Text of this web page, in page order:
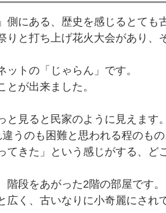
にある、歴史を感じるとても
と打ち上げ花火大会があり、
トの「じゃらん」です。
が出来ました。
見ると民家のように見えます。
うのも困難と思われる程のもの
きた」という感じがする、ど
段をあがった2階の部屋です。
く、古いなりに小奇麗にされ